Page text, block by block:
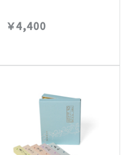
￥4,400